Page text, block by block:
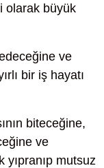
olarak büyük
ve
bir iş hayatı
biteceğine,
ve
yıpranıp mutsuz